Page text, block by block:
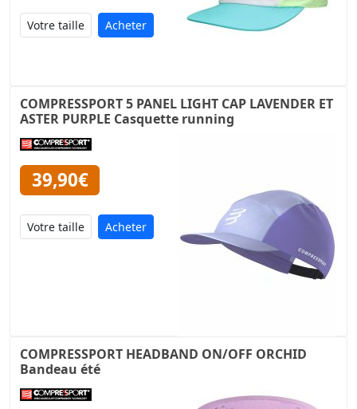
Acheter
COMPRESSPORT 5 PANEL LIGHT CAP LAVENDER ET
ASTER PURPLE Casquette running
39,90€
Acheter
COMPRESSPORT HEADBAND ON/OFF ORCHID
Bandeau été